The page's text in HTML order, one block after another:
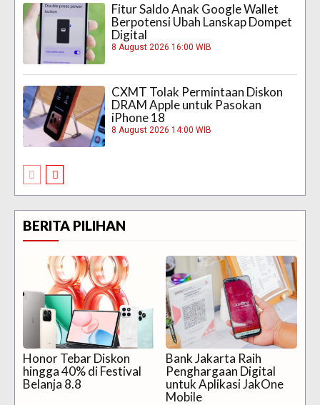
Fitur Saldo Anak Google Wallet
Berpotensi Ubah Lanskap Dompet
Digital
8 August 2026 16:00 WIB
CXMT Tolak Permintaan Diskon
DRAM Apple untuk Pasokan
iPhone 18
8 August 2026 14:00 WIB
BERITA PILIHAN
Honor Tebar Diskon
hingga 40% di Festival
Belanja 8.8
Bank Jakarta Raih
Penghargaan Digital
untuk Aplikasi JakOne
Mobile